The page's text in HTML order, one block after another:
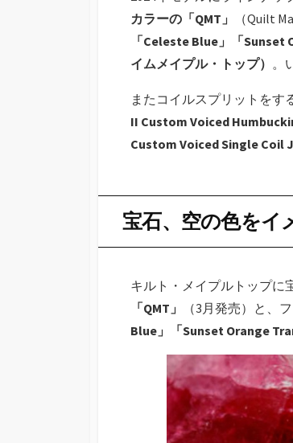
カラーの「QMT」
（Quilt
「Celeste Blue」「
イムメイプル・トップ） 。
またコイルスプリットをす
II Custom Voiced
Custom Voiced Single Coil
宝石、空の色をイ
キルト・メイプルトップに
「QMT」
（3月発売）と、
Blue」「Sunset Orange